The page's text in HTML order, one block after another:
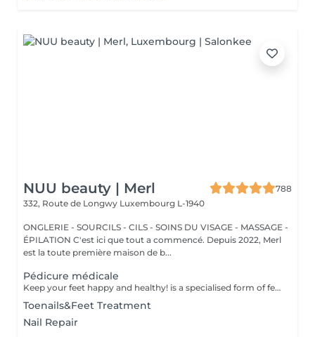
NUU beauty | Merl
788
332, Route de Longwy Luxembourg L-1940
ONGLERIE - SOURCILS - CILS - SOINS DU VISAGE - MASSAGE -
ÉPILATION C'est ici que tout a commencé. Depuis 2022, Merl
est la toute première maison de b...
Pédicure médicale
Keep your feet happy and healthy! is a specialised form of feet treatment where a nail master eliminates such problems as calluses, cracks and deformed nails etc. How is pedicure medical done? - problem is identified - feet are disinfected and softened - calloused skin is removed - nail plate is treated - skin is treated - medical cream is applied Age restrictions: recommended to do from 16 years. Post procedure recommendations: professional home care is recommended after the procedure. Frequency: once in 3-4 weeks.
Toenails&Feet Treatment
Nail Repair